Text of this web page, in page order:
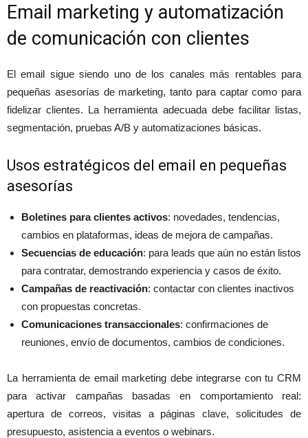
Email marketing y automatización
de comunicación con clientes
El email sigue siendo uno de los canales más rentables para
pequeñas asesorías de marketing, tanto para captar como para
fidelizar clientes. La herramienta adecuada debe facilitar listas,
segmentación, pruebas A/B y automatizaciones básicas.
Usos estratégicos del email en pequeñas
asesorías
Boletines para clientes activos: novedades, tendencias,
cambios en plataformas, ideas de mejora de campañas.
Secuencias de educación: para leads que aún no están listos
para contratar, demostrando experiencia y casos de éxito.
Campañas de reactivación: contactar con clientes inactivos
con propuestas concretas.
Comunicaciones transaccionales: confirmaciones de
reuniones, envío de documentos, cambios de condiciones.
La herramienta de email marketing debe integrarse con tu CRM
para activar campañas basadas en comportamiento real:
apertura de correos, visitas a páginas clave, solicitudes de
presupuesto, asistencia a eventos o webinars.